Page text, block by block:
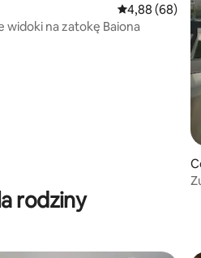
5, liczba recenzji: 5
Średnia
4,88 (68)
widoki na zatokę Baiona
rodziny